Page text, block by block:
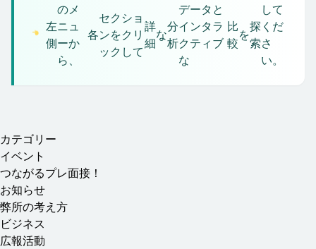
左
側
のメ
ニュ
ーか
ら、
各
セクショ
ンをクリ
ックして
詳
細
な
分
析
データと
インタラ
クティブ
な
比
較
を
探
索
して
くだ
さ
い。
カテゴリー
イベント
つながるプレ面接 ！
お知らせ
弊所の考え 方
ビジネス
広報活動